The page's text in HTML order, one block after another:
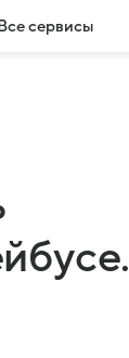
Все сервисы